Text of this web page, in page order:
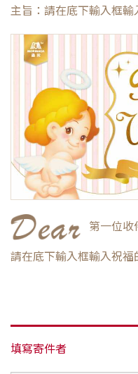
主旨： 請在底下輸入框輸
第一位收
請在底下輸入框輸入祝福
填寫寄件者